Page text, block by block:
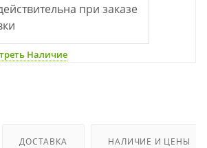
при заказе
Наличие
ДОСТАВКА НАЛИЧИЕ И ЦЕНЫ